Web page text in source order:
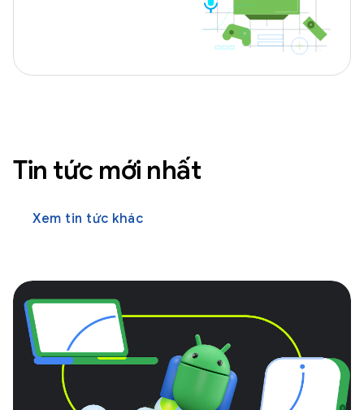
Tin tức mới nhất
Xem tin tức khác